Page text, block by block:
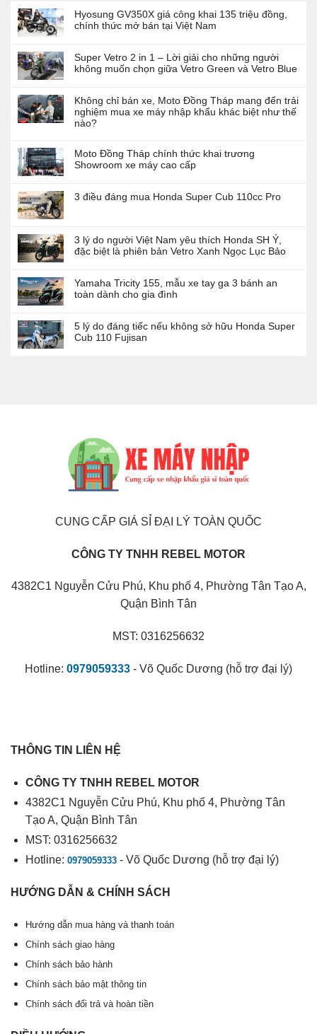
Hyosung GV350X giá công khai 135 triệu đồng,
chính thức mở bán tại Việt Nam
Super Vetro 2 in 1 – Lời giải cho những người
không muốn chọn giữa Vetro Green và Vetro Blue
Không chỉ bán xe, Moto Đồng Tháp mang đến trải
nghiệm mua xe máy nhập khẩu khác biệt như thế
nào?
Moto Đồng Tháp chính thức khai trương
Showroom xe máy cao cấp
3 điều đáng mua Honda Super Cub 110cc Pro
3 lý do người Việt Nam yêu thích Honda SH Ý,
đặc biệt là phiên bản Vetro Xanh Ngọc Lục Bảo
Yamaha Tricity 155, mẫu xe tay ga 3 bánh an
toàn dành cho gia đình
5 lý do đáng tiếc nếu không sở hữu Honda Super
Cub 110 Fujisan
CUNG CẤP GIÁ SỈ ĐẠI LÝ TOÀN QUỐC
CÔNG TY TNHH REBEL MOTOR
4382C1 Nguyễn Cửu Phú, Khu phố 4, Phường Tân Tạo A,
Quận Bình Tân
MST: 0316256632
Hotline: 0979059333 - Võ Quốc Dương (hỗ trợ đại lý)
THÔNG TIN LIÊN HỆ
CÔNG TY TNHH REBEL MOTOR
4382C1 Nguyễn Cửu Phú, Khu phố 4, Phường Tân
Tạo A, Quận Bình Tân
MST: 0316256632
Hotline: 0979059333- Võ Quốc Dương (hỗ trợ đại lý)
HƯỚNG DẪN & CHÍNH SÁCH
Hướng dẫn mua hàng và thanh toán
Chính sách giao hàng
Chính sách bảo hành
Chính sách bảo mật thông tin
Chính sách đổi trả và hoàn tiền